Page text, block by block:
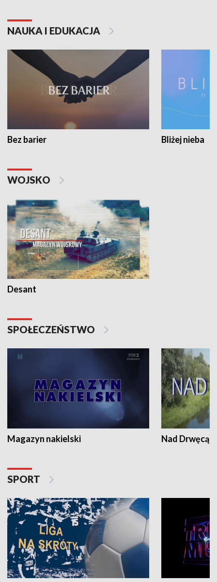
NAUKA I EDUKACJA
Bez barier Bliżej nieba
WOJSKO
Desant
SPOŁECZEŃSTWO
Magazyn nakielski Nad Drwęcą
SPORT